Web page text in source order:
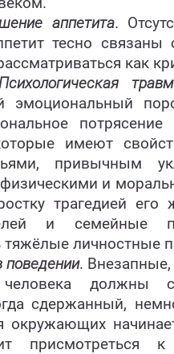
аппетита.
тесно
как
эмоциональный
имеют
привычным
и
трагедией
и семейные
тяжёлые личностные
.
должны
сдержанный,
окружающих
присмотреться